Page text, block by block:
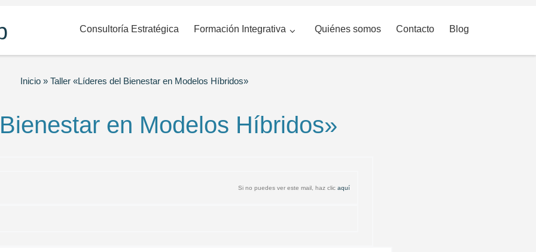
Consultoría Estratégica Formación Integrativa Quiénes somos Contacto Blog
Inicio » Taller «Líderes del Bienestar en Modelos Híbridos»
en Modelos Híbridos»
Si no puedes ver este mail, haz clic aquí